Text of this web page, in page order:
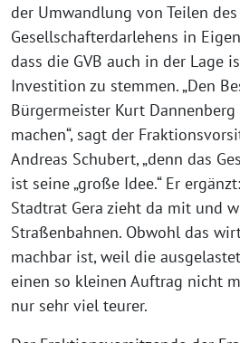
der Umwandlung von Teilen des
Gesellschafterdarlehens in
dass die GVB auch in der Lage
Investition zu stemmen. „Den
Bürgermeister Kurt Dannenberg
machen“, sagt der
Andreas Schubert, „denn das
ist seine „große Idee.“ Er
Stadtrat Gera zieht da mit und
Straßenbahnen. Obwohl das
machbar ist, weil die
einen so kleinen Auftrag nicht
nur sehr viel teurer.